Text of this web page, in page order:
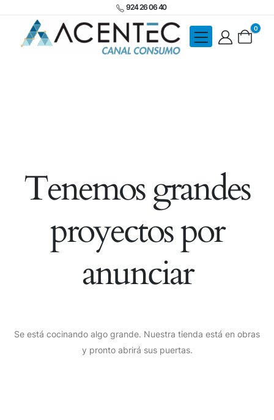
924 26 06 40
0
Tenemos grandes
proyectos por
anunciar
Se está cocinando algo grande. Nuestra tienda está en obras
y pronto abrirá sus puertas.